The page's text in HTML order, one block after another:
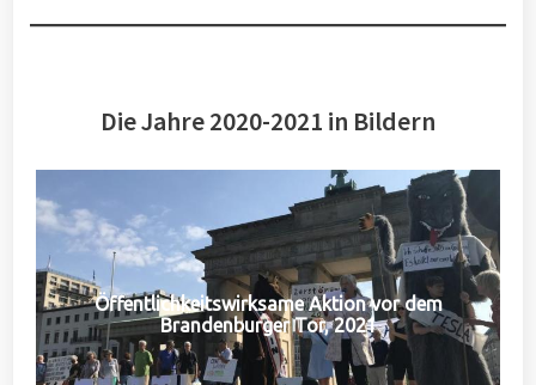
Die Jahre 2020-2021 in Bildern
Öffentlichkeitswirksame Aktion vor dem
Brandenburger Tor, 2021